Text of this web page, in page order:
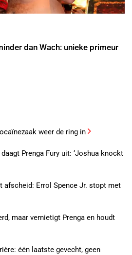
dan Wach: unieke primeur
weer de ring in
Prenga Fury uit: ‘Joshua knockt
afscheid: Errol Spence Jr. stopt met
maar vernietigt Prenga en houdt
één laatste gevecht, geen